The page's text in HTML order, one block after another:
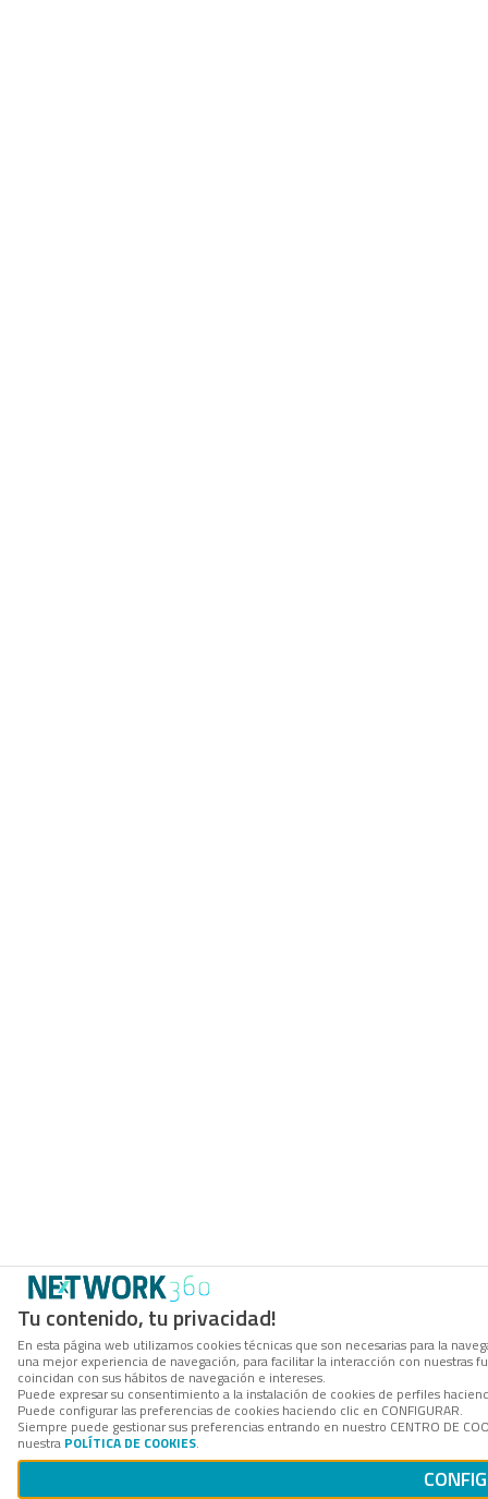
Tu contenido, tu privacidad!
En esta página web utilizamos cookies técnicas que son necesarias para la
una mejor experiencia de navegación, para facilitar la interacción con
coincidan con sus hábitos de navegación e intereses.
Puede expresar su consentimiento a la instalación de cookies de perfiles
Puede configurar las preferencias de cookies haciendo clic en CONFIGURAR.
Siempre puede gestionar sus preferencias entrando en nuestro CENTRO DE
nuestra POLÍTICA DE COOKIES.